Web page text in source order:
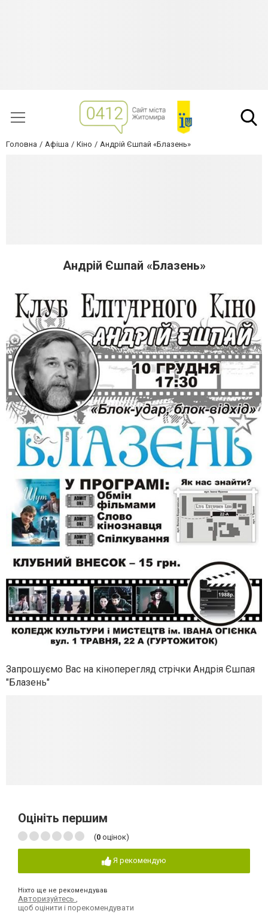
Головна Афіша Кіно Андрій Єшпай «Блазень»
Андрій Єшпай «Блазень»
Запрошуємо Вас на кіноперегляд стрічки Андрія Єшпая
"Блазень"
Оцініть першим
(0 оцінок)
Я рекомендую
Ніхто ще не рекомендував
Авторизуйтесь ,
щоб оцінити і порекомендувати